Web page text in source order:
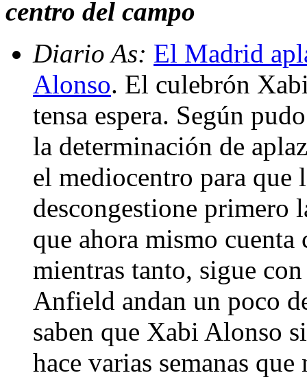
centro del campo
Diario As: El Madrid
Alonso. El culebrón
tensa espera. Según
la determinación de
el mediocentro para que
descongestione primero
que ahora mismo
mientras tanto, sigue
Anfield andan un poco
saben que Xabi Alonso
hace varias semanas